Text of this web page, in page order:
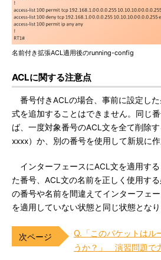
名前付き拡張ACL適用後のrunning-config
ACLに関する注意点
番号付きACLの場合、事前に設定し
式を追加することはできません。同じ
ば、一度対象番号のACL文を全て削除
xxxx）か、別の番号を使用して新規に
インターフェースにACL文を適用す
た番号、ACL文の名前を正しく使用す
の番号や名前を間違えてインターフェ
を適用していない状態と同じ状態となり
Q.「このパケットはル
うか？」 演習問題で